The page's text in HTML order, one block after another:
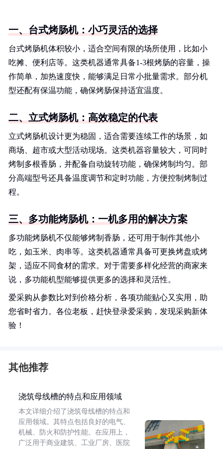
一、台式烤肠机：小巧灵活的选择
台式烤肠机体积较小，适合空间有限的场所使用，比如小
吃摊、便利店等。这类机器通常具备1-3根烤肠的容量，操
作简单，加热速度快，能够满足日常小批量需求。部分机
型还配有保温功能，确保烤肠保持适宜温度。
二、立式烤肠机：高效稳定的代表
立式烤肠机设计更为稳固，适合需要连续工作的场景，如
商场、超市或大型活动现场。这类机器容量较大，可同时
烤制多根香肠，并配备自动旋转功能，确保烤制均匀。部
分高端型号还具备温度调节和定时功能，方便控制烤制过
程。
三、多功能烤肠机：一机多用的解决方案
多功能烤肠机不仅能够烤制香肠，还可用于制作其他小
吃，如玉米、肉串等。这类机器通常具备可更换烤盘或烤
架，适应不同食材的需求。对于需要多样化经营的商家来
说，多功能机型能够提供更多的选择和灵活性。
爱采购从参数比对到价格分析，各项功能贴心又实用，助
您省时省力。各位老板，赶快登录爱采购，发现采购新体
验！
其他推荐
浇筑母线槽的特点和应用领域
本文详细介绍了浇筑母线槽的特点和
应用领域。其特点包括良好的电气、
机械、防火和防护性能。在应用上，
广泛用于商业建筑、工业厂房、医院